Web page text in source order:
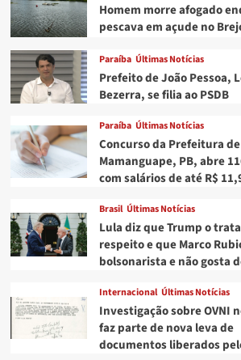
Homem morre afogado
pescava em açude no
Paraíba Últimas Notícias
Prefeito de João Pessoa,
Bezerra, se filia ao PSDB
Paraíba Últimas Notícias
Concurso da Prefeitura
Mamanguape, PB, abre
com salários de até R$
Brasil Últimas Notícias
Lula diz que Trump o
respeito e que Marco
bolsonarista e não gosta
Internacional Últimas Notícias
Investigação sobre OVNI
faz parte de nova leva de
documentos liberados